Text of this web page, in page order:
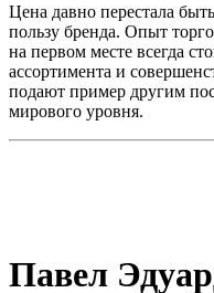
Цена давно перестала
пользу бренда. Опыт
на первом месте всегда
ассортимента и
подают пример другим
мирового уровня.
Павел